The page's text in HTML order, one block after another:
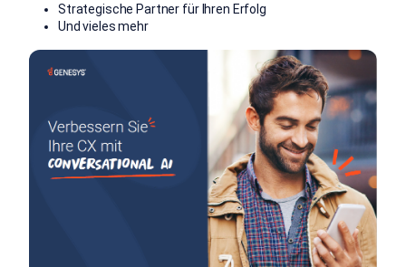
Strategische Partner für Ihren Erfolg
Und vieles mehr